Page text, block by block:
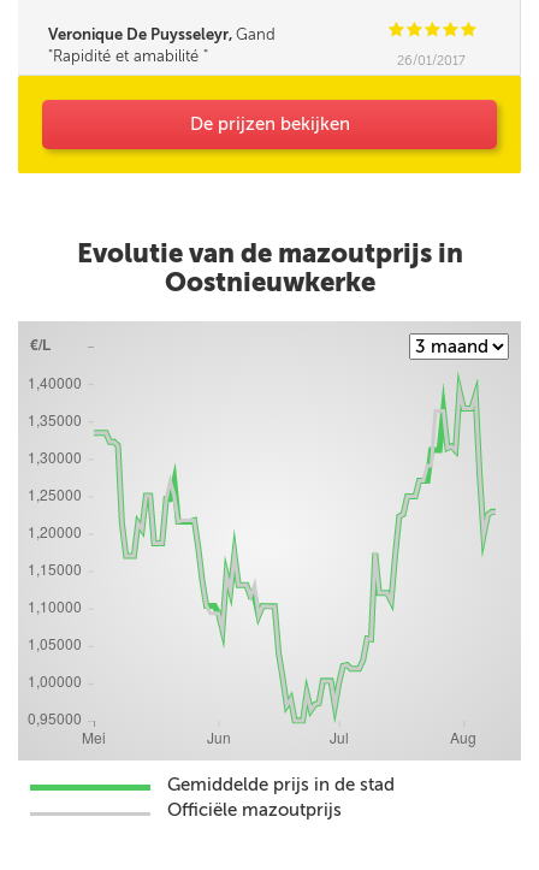
Veronique De Puysseleyr, Gand CCCCC
Rapidité et amabilité
26/01/2017
De prijzen bekijken
Evolutie van de mazoutprijs in
Oostnieuwkerke
Gemiddelde prijs in de stad
Officiële mazoutprijs